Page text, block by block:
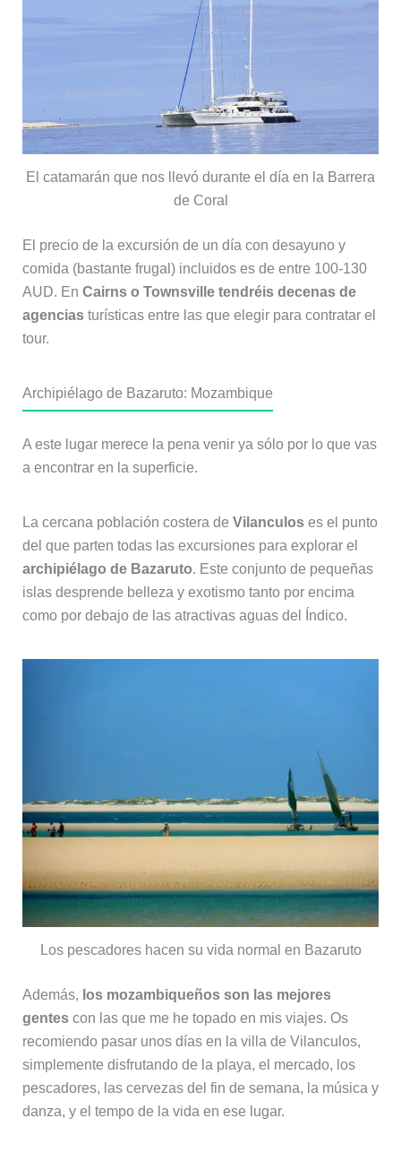
El catamarán que nos llevó durante el día en la Barrera
de Coral
El precio de la excursión de un día con desayuno y
comida (bastante frugal) incluidos es de entre 100-130
AUD. En Cairns o Townsville tendréis decenas de
agenciasturísticas entre las que elegir para contratar el
tour.
Archipiélago de Bazaruto: Mozambique
A este lugar merece la pena venir ya sólo por lo que vas
a encontrar en la superficie.
La cercana población costera de Vilanculoses el punto
del que parten todas las excursiones para explorar el
archipiélago de Bazaruto. Este conjunto de pequeñas
islas desprende belleza y exotismo tanto por encima
como por debajo de las atractivas aguas del Índico.
Los pescadores hacen su vida normal en Bazaruto
Además, los mozambiqueños son las mejores
gentescon las que me he topado en mis viajes. Os
recomiendo pasar unos días en la villa de Vilanculos,
simplemente disfrutando de la playa, el mercado, los
pescadores, las cervezas del fin de semana, la música y
danza, y el tempo de la vida en ese lugar.